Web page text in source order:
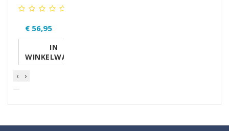
€ 56,95
IN
WINKELWAGEN
‹
›